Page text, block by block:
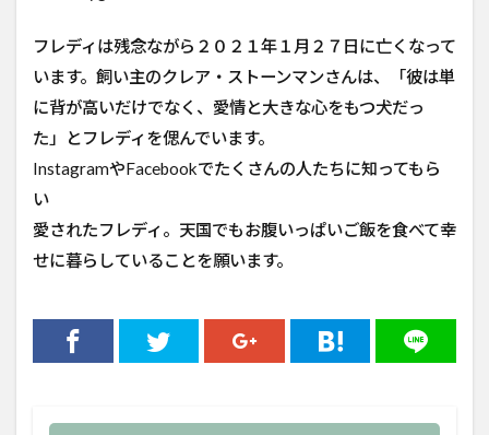
フレディは残念ながら２０２１年１月２７日に亡くなって
います。飼い主のクレア・ストーンマンさんは、「彼は単
に背が高いだけでなく、愛情と大きな心をもつ犬だっ
た」とフレディを偲んでいます。
InstagramやFacebookでたくさんの人たちに知ってもら
い
愛されたフレディ。天国でもお腹いっぱいご飯を食べて幸
せに暮らしていることを願います。